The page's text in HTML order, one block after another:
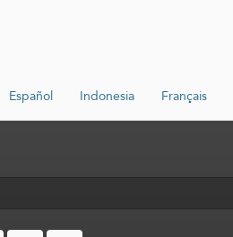
Español Indonesia Français